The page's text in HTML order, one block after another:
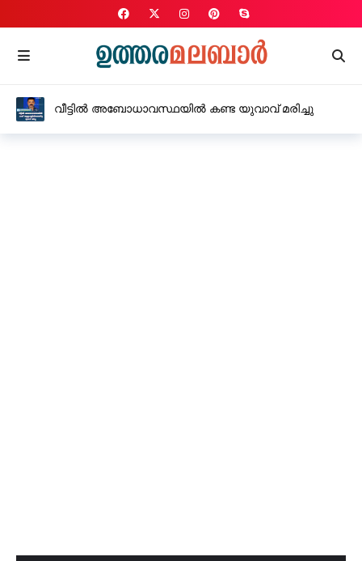
വീട്ടിൽ അബോധാവസ്ഥയിൽ കണ്ട യുവാവ് മരിച്ചു